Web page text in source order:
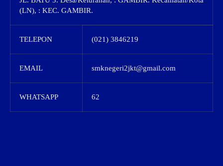
(LN), : KEC. GAMBIR.
TELEPON (021) 3846219
EMAIL smknegeri2jkt@gmail.com
WHATSAPP 62